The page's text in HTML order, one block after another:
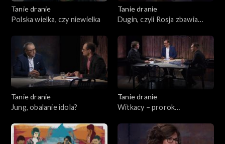
Tanie dranie
Polska wielka, czy niewielka
Tanie dranie
Dugin, czyli Rosja zbawia
Tanie dranie
Jung, obalanie idola?
Tanie dranie
Witkacy – prorok